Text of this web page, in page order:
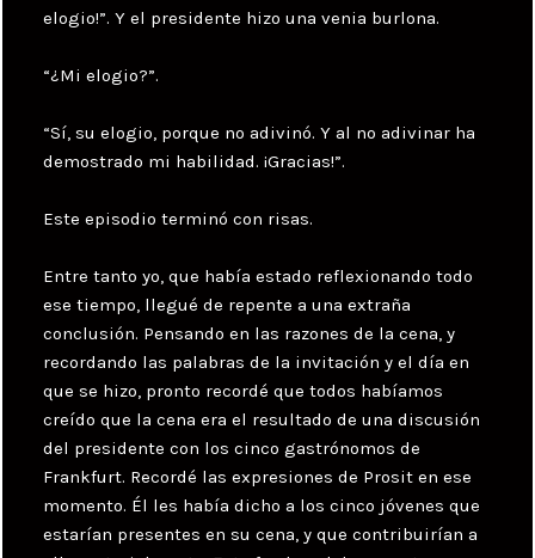
elogio!”. Y el presidente hizo una venia burlona.
“¿Mi elogio?”.
“Sí, su elogio, porque no adivinó. Y al no adivinar ha
demostrado mi habilidad. ¡Gracias!”.
Este episodio terminó con risas.
Entre tanto yo, que había estado reflexionando todo
ese tiempo, llegué de repente a una extraña
conclusión. Pensando en las razones de la cena, y
recordando las palabras de la invitación y el día en
que se hizo, pronto recordé que todos habíamos
creído que la cena era el resultado de una discusión
del presidente con los cinco gastrónomos de
Frankfurt. Recordé las expresiones de Prosit en ese
momento. Él les había dicho a los cinco jóvenes que
estarían presentes en su cena, y que contribuirían a